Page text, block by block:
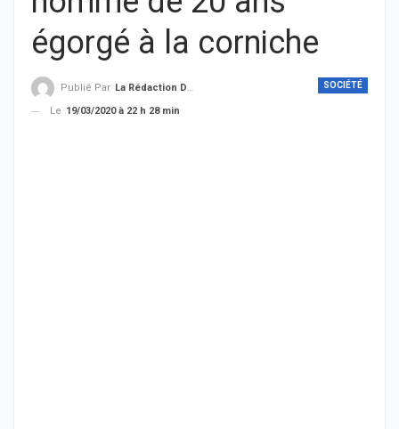
égorgé à la corniche
SOCIÉTÉ
Publié Par La Rédaction De THIEYSENEGAL.com
Le 19/03/2020 à 22 h 28 min